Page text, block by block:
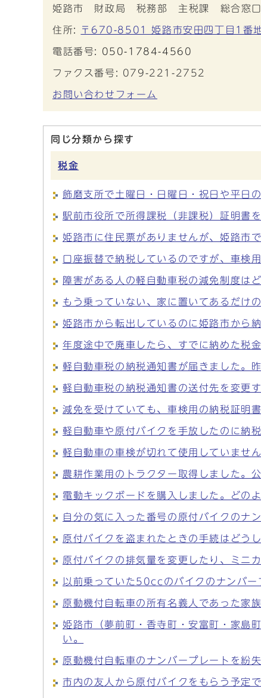
姫路市 財政局 税務部 主税課 総合窓口
住所: 〒670-8501 姫路市安田四丁目1番
電話番号: 050-1784-4560
ファクス番号: 079-221-2752
お問い合わせフォーム
同じ分類から探す
税金
飾磨支所で土曜日・日曜日・祝日や平日
駅前市役所で所得課税（非課税）証明書
姫路市に住民票がありませんが、姫路市
口座振替で納税しているのですが、車検
障害がある人の軽自動車税の減免制度は
もう乗っていない、家に置いてあるだけ
姫路市から転出しているのに姫路市から
年度途中で廃車したら、すでに納めた税
軽自動車税の納税通知書が届きました。
軽自動車税の納税通知書の送付先を変更
減免を受けていても、車検用の納税証明
軽自動車や原付バイクを手放したのに納
軽自動車の車検が切れて使用していませ
農耕作業用のトラクター取得しました。
電動キックボードを購入しました。どの
自分の気に入った番号の原付バイクのナ
原付バイクを盗まれたときの手続はどう
原付バイクの排気量を変更したり、ミニ
以前乗っていた50ccのバイクのナンバー
原動機付自転車の所有名義人であった家
姫路市（夢前町・香寺町・安富町・家島
い。
原動機付自転車のナンバープレートを紛
市内の友人から原付バイクをもらう予定